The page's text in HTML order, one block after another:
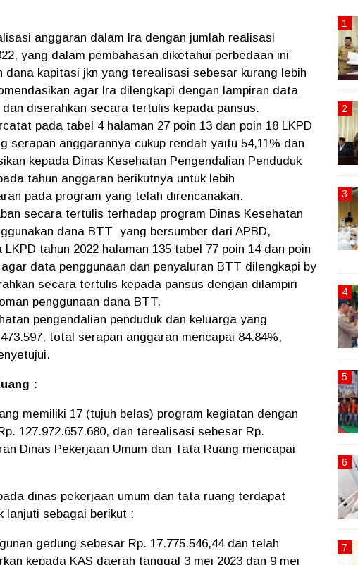
anggaran dalam lra dengan jumlah realisasi
yang dalam pembahasan diketahui perbedaan ini
dana kapitasi jkn yang terealisasi sebesar kurang lebih
agar lra dilengkapi dengan lampiran data
diserahkan secara tertulis kepada pansus.
pada tabel 4 halaman 27 poin 13 dan poin 18 LKPD
serapan anggarannya cukup rendah yaitu 54,11% dan
kepada Dinas Kesehatan Pengendalian Penduduk
tahun anggaran berikutnya untuk lebih
pada program yang telah direncanakan.
secara tertulis terhadap program Dinas Kesehatan
dana BTT yang bersumber dari APBD,
tahun 2022 halaman 135 tabel 77 poin 14 dan poin
data penggunaan dan penyaluran BTT dilengkapi by
secara tertulis kepada pansus dengan dilampiri
penggunaan dana BTT.
pengendalian penduduk dan keluarga yang
total serapan anggaran mencapai 84.84%,
:
memiliki 17 (tujuh belas) program kegiatan dengan
127.972.657.680, dan terealisasi sebesar Rp.
Dinas Pekerjaan Umum dan Tata Ruang mencapai
dinas pekerjaan umum dan tata ruang terdapat
lanjuti sebagai berikut :
gedung sebesar Rp. 17.775.546,44 dan telah
kepada KAS daerah tanggal 3 mei 2023 dan 9 mei